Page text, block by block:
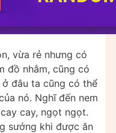
vừa rẻ nhưng có
đồ nhắm, cũng có
đâu ta cũng có thể
nó. Nghĩ đến nem
cay, ngọt ngọt.
sướng khi được ăn